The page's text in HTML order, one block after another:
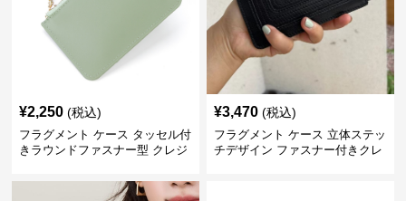
¥2,250 (税込)
フラグメント ケース タッセル付
きラウンドファスナー型 クレジ
¥3,470 (税込)
フラグメント ケース 立体ステッ
チデザイン ファスナー付きクレ